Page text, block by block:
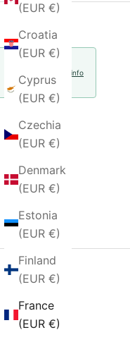
(EUR €)
Croatia
(EUR €)
Cyprus
(EUR €)
Czechia
(EUR €)
Denmark
(EUR €)
Estonia
(EUR €)
Finland
(EUR €)
France
(EUR €)
More info